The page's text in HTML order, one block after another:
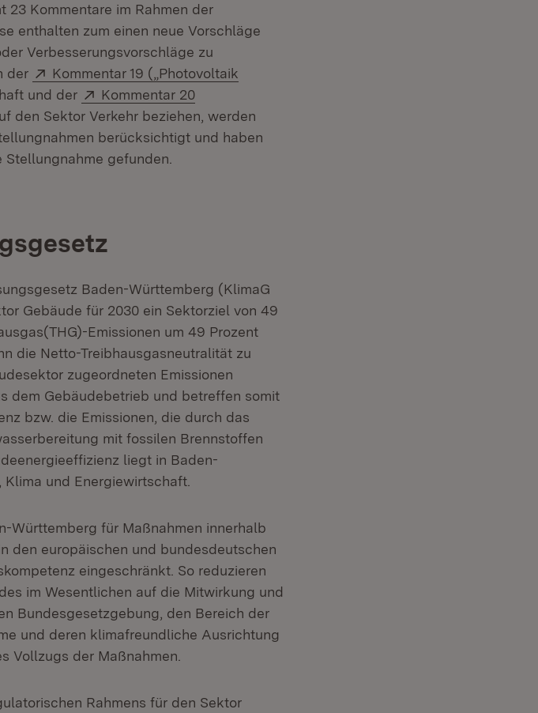
23 Kommentare im Rahmen der
enthalten zum einen neue Vorschläge
Verbesserungsvorschläge zu
der
Extern:
Kommentar 19 („Photovoltaik
und der Extern:
Kommentar 20
in neuem Fenster)
den Sektor Verkehr beziehen, werden
berücksichtigt und haben
gefunden.
Baden-Württemberg (KlimaG
Gebäude für 2030 ein Sektorziel von 49
Emissionen um 49 Prozent
die Netto-Treibhausgasneutralität zu
zugeordneten Emissionen
dem Gebäudebetrieb und betreffen somit
bzw. die Emissionen, die durch das
mit fossilen Brennstoffen
liegt in Baden-
und Energiewirtschaft.
Württemberg für Maßnahmen innerhalb
den europäischen und bundesdeutschen
eingeschränkt. So reduzieren
im Wesentlichen auf die Mitwirkung und
Bundesgesetzgebung, den Bereich der
und deren klimafreundliche Ausrichtung
Vollzugs der Maßnahmen.
Rahmens für den Sektor